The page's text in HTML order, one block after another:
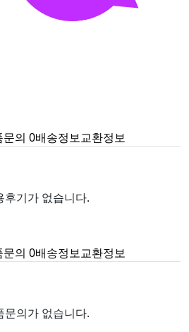
의 0배송정보교환정보
후기가 없습니다.
의 0배송정보교환정보
문의가 없습니다.